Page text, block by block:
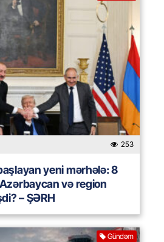
253
yeni mərhələ: 8
və region
– ŞƏRH
Gündəm